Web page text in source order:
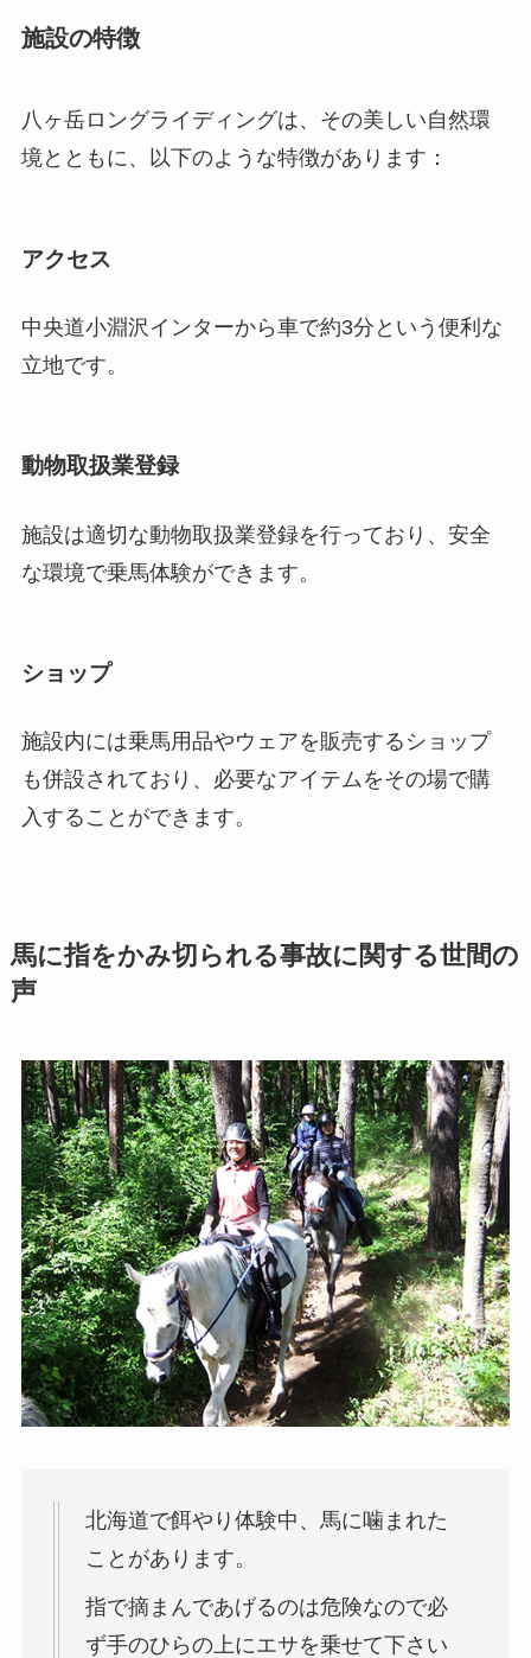
施設の特徴
八ヶ岳ロングライディングは、その美しい自然環
境とともに、以下のような特徴があります：
アクセス
中央道小淵沢インターから車で約3分という便利な
立地です。
動物取扱業登録
施設は適切な動物取扱業登録を行っており、安全
な環境で乗馬体験ができます。
ショップ
施設内には乗馬用品やウェアを販売するショップ
も併設されており、必要なアイテムをその場で購
入することができます。
馬に指をかみ切られる事故に関する世間の
声
北海道で餌やり体験中、馬に噛まれた
ことがあります。
指で摘まんであげるのは危険なので必
ず手のひらの上にエサを乗せて下さい